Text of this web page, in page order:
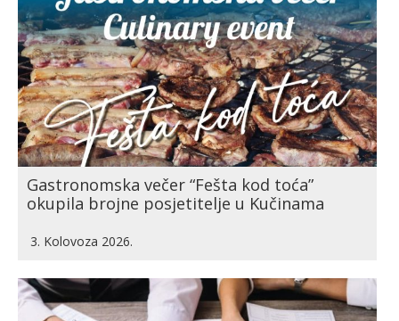
Gastronomska večer “Fešta kod toća”
okupila brojne posjetitelje u Kučinama
3. Kolovoza 2026.